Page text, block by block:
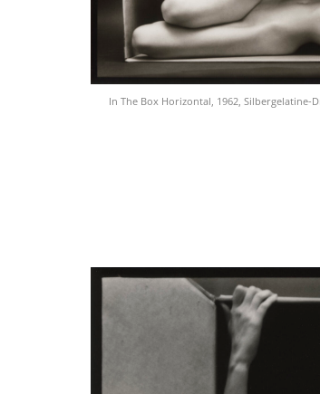
In The Box Horizontal, 1962, Silbergelatine-